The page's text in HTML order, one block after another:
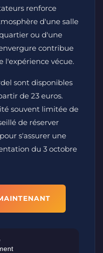
renforce
d'une salle
ou d'une
contribue
l'expérience vécue.
sont disponibles
de 23 euros.
souvent limitée de
de réserver
s'assurer une
du 3 octobre